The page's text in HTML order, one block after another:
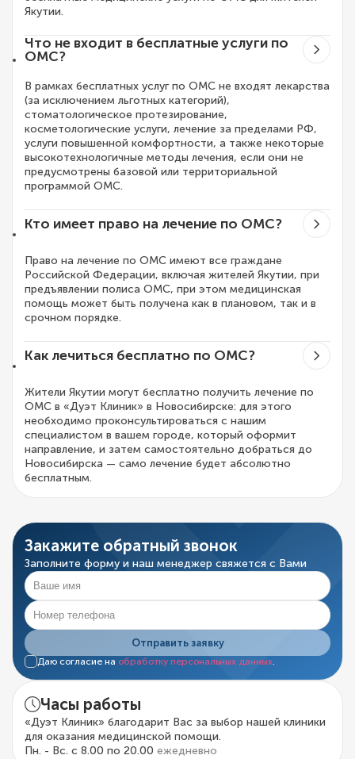
Якутии.
Что не входит в бесплатные услуги по
ОМС?
В рамках бесплатных услуг по ОМС не входят лекарства
(за исключением льготных категорий),
стоматологическое протезирование,
косметологические услуги, лечение за пределами РФ,
услуги повышенной комфортности, а также некоторые
высокотехнологичные методы лечения, если они не
предусмотрены базовой или территориальной
программой ОМС.
Кто имеет право на лечение по ОМС?
Право на лечение по ОМС имеют все граждане
Российской Федерации, включая жителей Якутии, при
предъявлении полиса ОМС, при этом медицинская
помощь может быть получена как в плановом, так и в
срочном порядке.
Как лечиться бесплатно по ОМС?
Жители Якутии могут бесплатно получить лечение по
ОМС в «Дуэт Клиник» в Новосибирске: для этого
необходимо проконсультироваться с нашим
специалистом в вашем городе, который оформит
направление, и затем самостоятельно добраться до
Новосибирска — само лечение будет абсолютно
бесплатным.
Закажите обратный звонок
Заполните форму и наш менеджер свяжется с Вами
Отправить заявку
Даю согласие на обработку персональных данных.
Часы работы
«Дуэт Клиник» благодарит Вас за выбор нашей клиники
для оказания медицинской помощи.
Пн. - Вс. с 8.00 по 20.00 ежедневно